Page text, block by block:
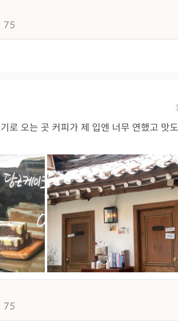
75
로 오는 곳 커피가 제 입엔 너무 연했고 맛
75